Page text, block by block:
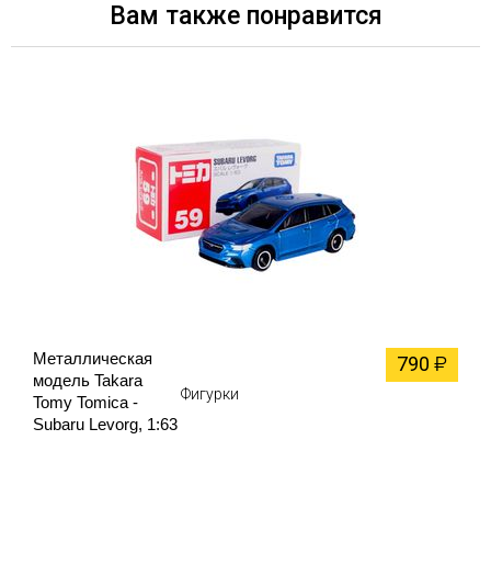
Вам также понравится
Металлическая
модель Takara
Tomy Tomica -
Subaru Levorg, 1:63
790 ₽
Фигурки